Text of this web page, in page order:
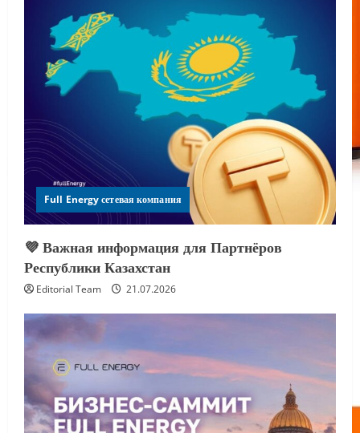
Full Energy сетевая компания
💜 Важная информация для Партнёров
Республики Казахстан
Editorial Team 21.07.2026